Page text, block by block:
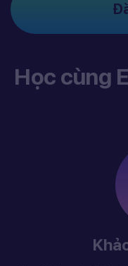
Học cùng